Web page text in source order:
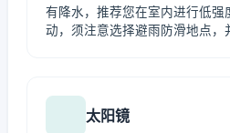
有降水，推荐您在室内进行低强
动，须注意选择避雨防滑地点，
太阳镜